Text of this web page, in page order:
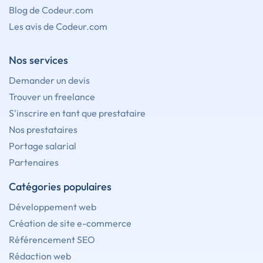
Blog de Codeur.com
Les avis de Codeur.com
Nos services
Demander un devis
Trouver un freelance
S'inscrire en tant que prestataire
Nos prestataires
Portage salarial
Partenaires
Catégories populaires
Développement web
Création de site e-commerce
Référencement SEO
Rédaction web